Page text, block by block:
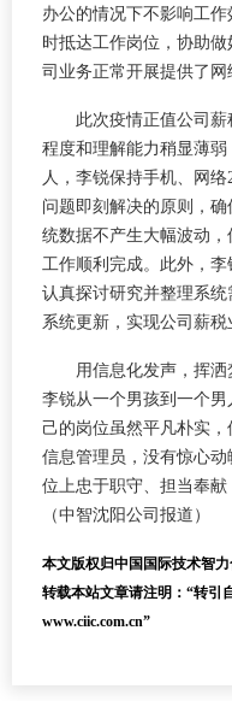
办公的情况下不影响工
时抵达工作岗位，协助
司业务正常开展提供了网
此次疫情正值公司薪
程度和理解能力稍显薄
人，李锐保持手机、网
问题即刻解决的原则，
统数据不产生大幅波动
工作顺利完成。此外，李
认真探讨研究并整理系
系统更新，实现公司薪税
用信息化发声，挥洒
李锐从一个男孩到一个男
己的岗位虽然平凡朴实
信息管理员，没有惊心
位上忠于职守、担当奉献
（中智沈阳公司报道）
本文版权归中国国际技术智
转载本站文章请注明：“转引
www.ciic.com.cn”